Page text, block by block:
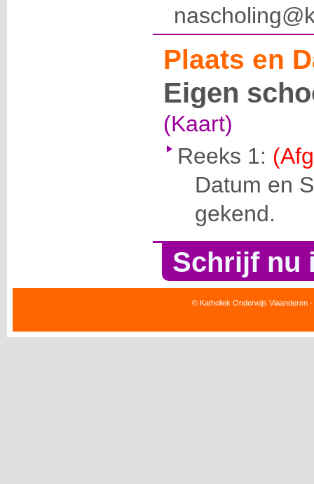
Plaats en
Eigen
(Kaart)
Reeks 1:
Datum en
gekend.
Schrijf nu
© Katholiek Onderwijs Vlaanderen